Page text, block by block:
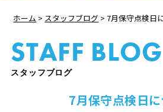
ホーム > スタッフブログ >7月保守点検日
STAFF BLOG
スタッフブログ
7月保守点検日